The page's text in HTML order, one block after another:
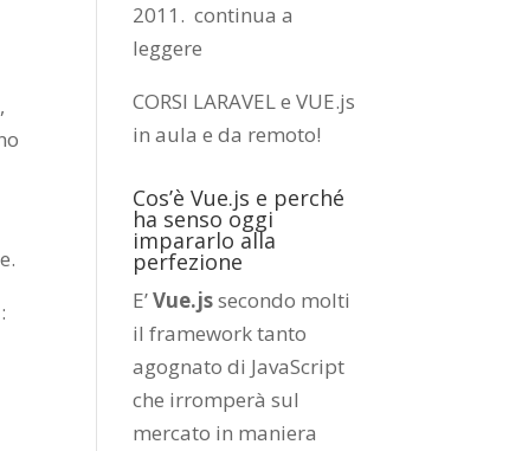
2011.continua a
leggere
CORSI LARAVEL e VUE.js
in aula e da remoto!
Cos’è Vue.js e perché
ha senso oggi
impararlo alla
perfezione
E’Vue.jssecondo molti
il framework tanto
agognato di JavaScript
che irromperà sul
mercato in maniera